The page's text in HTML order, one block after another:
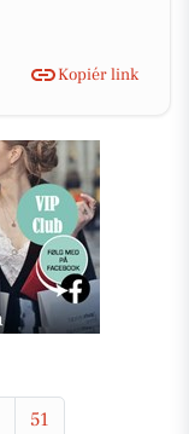
Kopiér link
51